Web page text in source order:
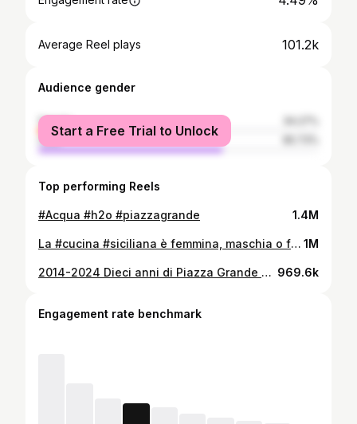
Average Reel plays 101.2k
Audience gender
female
male
Start a Free Trial to Unlock
Top performing Reels
#Acqua #h2o #piazzagrande 1.4M
La #cucina #siciliana è femmina, maschia o fluida? I miei amici di @vossia.palermo ristorante tutto siciliano lo sanno bene e ci hanno preparato piatti buonissimi. 🍝🥖🥩🍰🍷 1M
2014-2024 Dieci anni di Piazza Grande #piazzagrande 969.6k
Engagement rate benchmark